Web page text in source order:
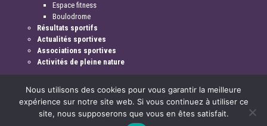
Espace fitness
Boulodrome
Résultats sportifs
Actualités sportives
Associations sportives
Activités de pleine nature
Nous utilisons des cookies pour vous garantir la meilleure
expérience sur notre site web. Si vous continuez à utiliser ce
site, nous supposerons que vous en êtes satisfait.